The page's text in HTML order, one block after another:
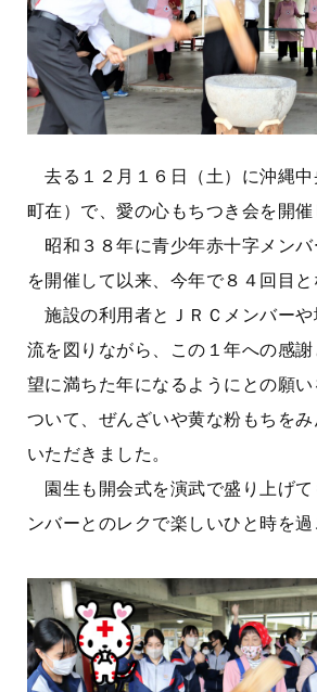
去る１２月１６日（土）に沖縄
町在）で、愛の心もちつき会を開催
昭和３８年に青少年赤十字メンバ
を開催して以来、今年で８４回目と
施設の利用者とＪＲＣメンバーや
流を図りながら、この１年への感
望に満ちた年になるようにとの願
ついて、ぜんざいや黄な粉もちをみ
いただきました。
園生も開会式を演武で盛り上げて
ンバーとのレクで楽しいひと時を過